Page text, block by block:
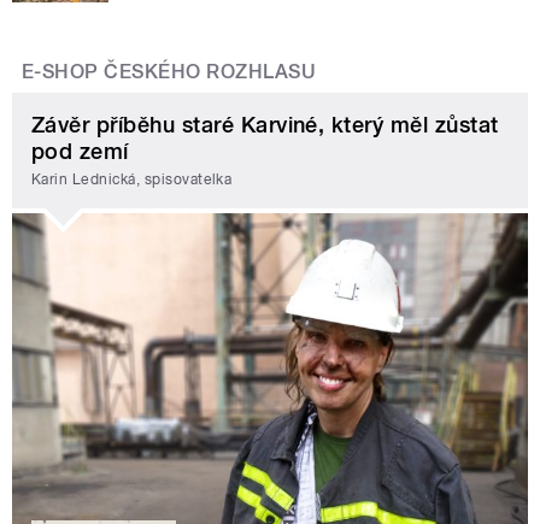
E-SHOP ČESKÉHO ROZHLASU
Závěr příběhu staré Karviné, který měl zůstat
pod zemí
Karin Lednická, spisovatelka